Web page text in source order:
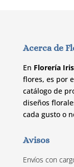
Acerca de
En Florería
flores, es por
catálogo de
diseños
cada gusto o
Avisos
Envíos con